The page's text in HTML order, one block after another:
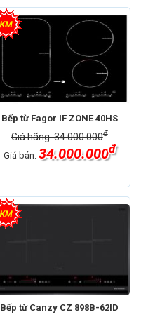
Bếp từ Fagor IF ZONE 40HS
Giá hãng: 34.000.000đ
Giá bán: 34.000.000đ
Bếp từ Canzy CZ 898B-62ID